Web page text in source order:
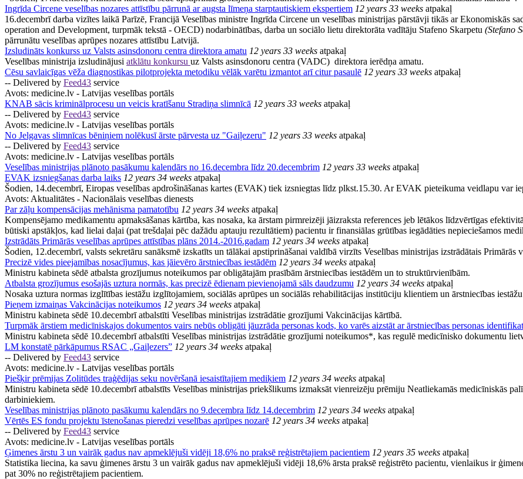
Ingrīda Circene veselības nozares attīstību pārrunā ar augsta līmeņa starptautiskiem ekspertiem 12 years 33 weeks atpakaļ
16.decembrī darba vizītes laikā Parīzē, Francijā Veselības ministre Ingrīda Circene un veselības ministrijas pārstāvji tikās ar Ekonomiskās
operation and Development, turpmāk tekstā - OECD) nodarbinātības, darba un sociālo lietu direktorāta vadītāju Stafeno Skarpetu (Stefano
pārrunātu veselības aprūpes nozares attīstību Latvijā.
Izsludināts konkurss uz Valsts asinsdonoru centra direktora amatu 12 years 33 weeks atpakaļ
Veselības ministrija izsludinājusi atklātu konkursu uz Valsts asinsdonoru centra (VADC) direktora ierēdņa amatu.
Cēsu savlaicīgas vēža diagnostikas pilotprojekta metodiku vēlāk varētu izmantot arī citur pasaulē 12 years 33 weeks atpakaļ
-- Delivered by Feed43 service
Avots: medicine.lv - Latvijas veselības portāls
KNAB sācis kriminālprocesu un veicis kratīšanu Stradiņa slimnīcā 12 years 33 weeks atpakaļ
-- Delivered by Feed43 service
Avots: medicine.lv - Latvijas veselības portāls
No Jelgavas slimnīcas bēniņiem nolēkusī ārste pārvesta uz "Gaiļezeru" 12 years 33 weeks atpakaļ
-- Delivered by Feed43 service
Avots: medicine.lv - Latvijas veselības portāls
Veselības ministrijas plānoto pasākumu kalendārs no 16.decembra līdz 20.decembrim 12 years 33 weeks atpakaļ
EVAK izsniegšanas darba laiks 12 years 34 weeks atpakaļ
Šodien, 14.decembrī, Eiropas veselības apdrošināšanas kartes (EVAK) tiek izsniegtas līdz plkst.15.30. Ar EVAK pieteikuma veidlapu var
Avots: Aktualitātes - Nacionālais veselības dienests
Par zāļu kompensācijas mehānisma pamatotību 12 years 34 weeks atpakaļ
Kompensējamo medikamentu apmaksāšanas kārtība, kas nosaka, ka ārstam pirmreizēji jāizraksta references jeb lētākos līdzvērtīgas
būtiski apstākļos, kad lielai daļai (pat trešdaļai pēc dažādu aptauju rezultātiem) pacientu ir finansiālas grūtības iegādāties nepieciešamos
Izstrādāts Primārās veselības aprūpes attīstības plāns 2014.-2016.gadam 12 years 34 weeks atpakaļ
Šodien, 12.decembrī, valsts sekretāru sanāksmē izskatīts un tālākai apstiprināšanai valdībā virzīts Veselības ministrijas izstrādātais Primārās
Precizē vides pieejamības nosacījumus, kas jāievēro ārstniecības iestādēm 12 years 34 weeks atpakaļ
Ministru kabineta sēdē atbalsta grozījumus noteikumos par obligātajām prasībām ārstniecības iestādēm un to struktūrvienībām.
Atbalsta grozījumus esošajās uztura normās, kas precizē ēdienam pievienojamā sāls daudzumu 12 years 34 weeks atpakaļ
Nosaka uztura normas izglītības iestāžu izglītojamiem, sociālās aprūpes un sociālās rehabilitācijas institūciju klientiem un ārstniecības
Pieņem izmaiņas Vakcinācijas noteikumos 12 years 34 weeks atpakaļ
Ministru kabineta sēdē 10.decembrī atbalstīti Veselības ministrijas izstrādātie grozījumi Vakcinācijas kārtībā.
Turpmāk ārstiem medicīniskajos dokumentos vairs nebūs obligāti jāuzrāda personas kods, ko varēs aizstāt ar ārstniecības personas
Ministru kabineta sēdē 10.decembrī atbalstīti Veselības ministrijas izstrādātie grozījumi noteikumos*, kas regulē medicīnisko dokumentu
LM konstatē pārkāpumus RSAC „Gaiļezers” 12 years 34 weeks atpakaļ
-- Delivered by Feed43 service
Avots: medicine.lv - Latvijas veselības portāls
Piešķir prēmijas Zolitūdes traģēdijas seku novēršanā iesaistītajiem mediķiem 12 years 34 weeks atpakaļ
Ministru kabineta sēdē 10.decembrī atbalstīts Veselības ministrijas priekšlikums izmaksāt vienreizēju prēmiju Neatliekamās medicīniskās
darbiniekiem.
Veselības ministrijas plānoto pasākumu kalendārs no 9.decembra līdz 14.decembrim 12 years 34 weeks atpakaļ
Vērtēs ES fondu projektu īstenošanas pieredzi veselības aprūpes nozarē 12 years 34 weeks atpakaļ
-- Delivered by Feed43 service
Avots: medicine.lv - Latvijas veselības portāls
Ģimenes ārstu 3 un vairāk gadus nav apmeklējuši vidēji 18,6% no praksē reģistrētajiem pacientiem 12 years 35 weeks atpakaļ
Statistika liecina, ka savu ģimenes ārstu 3 un vairāk gadus nav apmeklējuši vidēji 18,6% ārsta praksē reģistrēto pacientu, vienlaikus ir
pat 30% no reģistrētajiem pacientiem.